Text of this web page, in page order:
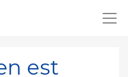
est